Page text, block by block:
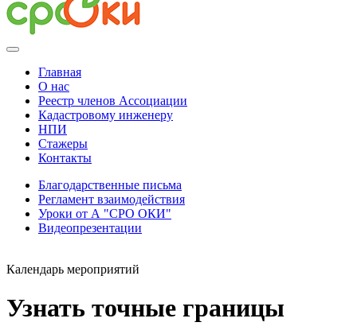
Главная
О нас
Реестр членов Ассоциации
Кадастровому инженеру
НПИ
Стажеры
Контакты
Благодарственные письма
Регламент взаимодействия
Уроки от А "СРО ОКИ"
Видеопрезентации
Календарь мероприятий
Узнать точные границы